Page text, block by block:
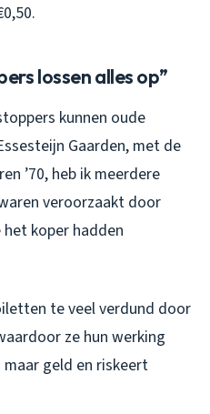
lossen alles op”
kunnen oude
Gaarden, met de
’70, heb ik meerdere
veroorzaakt door
koper hadden
te veel verdund door
ze hun werking
geld en riskeert